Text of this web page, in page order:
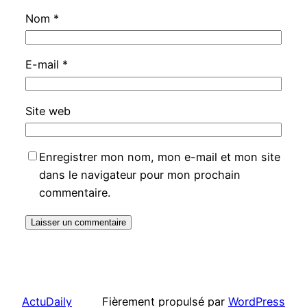
Nom *
E-mail *
Site web
Enregistrer mon nom, mon e-mail et mon site
dans le navigateur pour mon prochain
commentaire.
ActuDaily Fièrement propulsé par WordPress